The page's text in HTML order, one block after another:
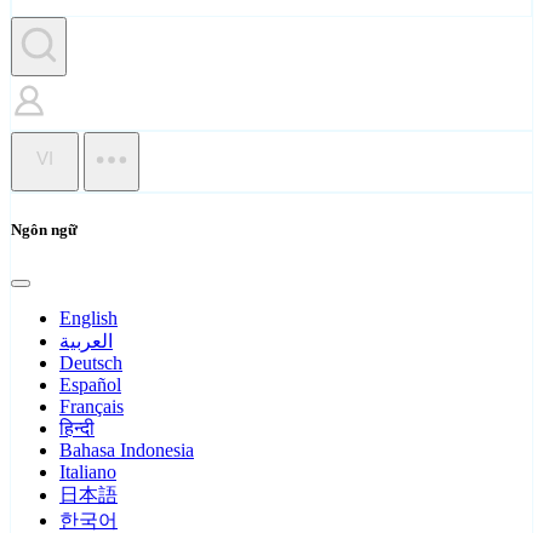
VI
Ngôn ngữ
English
العربية
Deutsch
Español
Français
हिन्दी
Bahasa Indonesia
Italiano
日本語
한국어